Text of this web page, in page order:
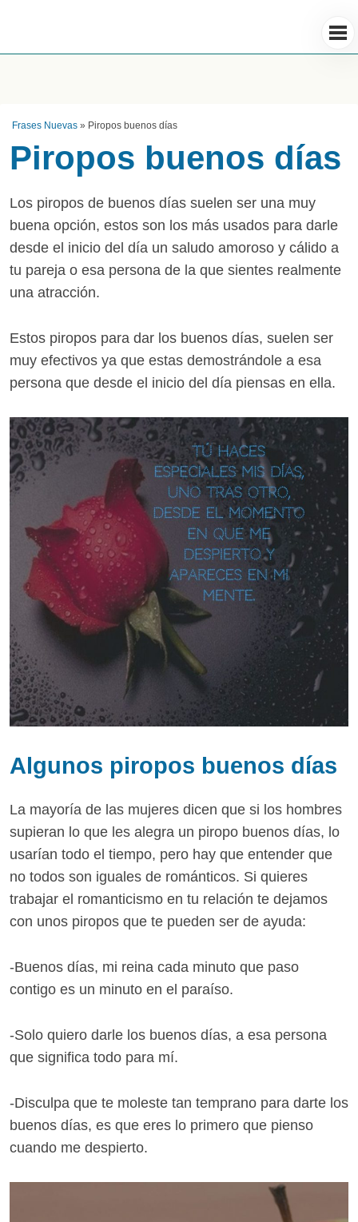
Frases Nuevas » Piropos buenos días
Piropos buenos días
Los piropos de buenos días suelen ser una muy
buena opción, estos son los más usados para darle
desde el inicio del día un saludo amoroso y cálido a
tu pareja o esa persona de la que sientes realmente
una atracción.
Estos piropos para dar los buenos días, suelen ser
muy efectivos ya que estas demostrándole a esa
persona que desde el inicio del día piensas en ella.
Algunos piropos buenos días
La mayoría de las mujeres dicen que si los hombres
supieran lo que les alegra un piropo buenos días, lo
usarían todo el tiempo, pero hay que entender que
no todos son iguales de románticos. Si quieres
trabajar el romanticismo en tu relación te dejamos
con unos piropos que te pueden ser de ayuda:
-Buenos días, mi reina cada minuto que paso
contigo es un minuto en el paraíso.
-Solo quiero darle los buenos días, a esa persona
que significa todo para mí.
-Disculpa que te moleste tan temprano para darte los
buenos días, es que eres lo primero que pienso
cuando me despierto.